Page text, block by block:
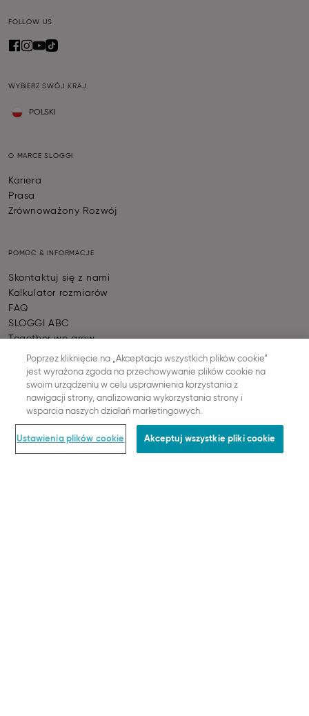
FOLLOW US
WYBIERZ SWÓJ KRAJ
POLSKI
O MARCE SLOGGI
Kariera
Prasa
Zrównoważony Rozwój
POMOC & INFORMACJE
Skontaktuj się z nami
Kalkulator rozmiarów
FAQ
SLOGGI ABC
Together we grow
Sprawdź status zamówienia
Odstąpienie Od Umowy
ZAMÓWIENIA & WARUNKI PRAWNE
Płatności
Dostawa
Poprzez kliknięcie na „Akceptacja wszystkich plików cookie”
jest wyrażona zgoda na przechowywanie plików cookie na
swoim urządzeniu w celu usprawnienia korzystania z
nawigacji strony, analizowania wykorzystania strony i
wsparcia naszych działań marketingowych.
Ustawienia plików cookie Akceptuj wszystkie pliki cookie